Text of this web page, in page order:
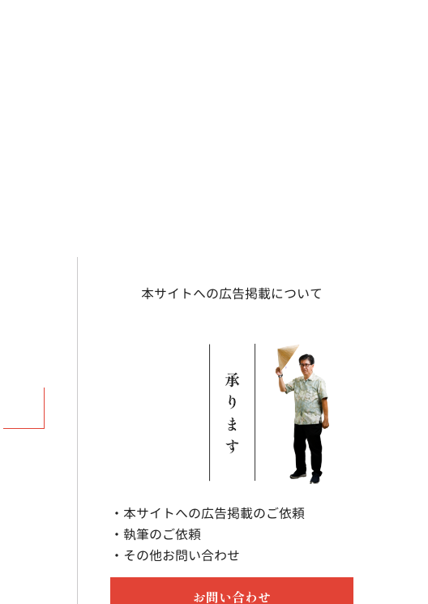
本サイトへの広告掲載について
・本サイトへの広告掲載のご依頼
・執筆のご依頼
・その他お問い合わせ
お問い合わせ